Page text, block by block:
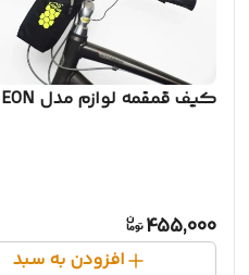
کیف قمقمه لوازم مدل NEON
455,000
افزودن به سبد